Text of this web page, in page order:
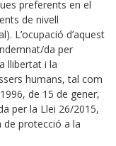
preferents en el
de nivell
L’ocupació d’aquest
da per
llibertat i la
humans, tal com
de 15 de gener,
per la Llei 26/2015,
protecció a la